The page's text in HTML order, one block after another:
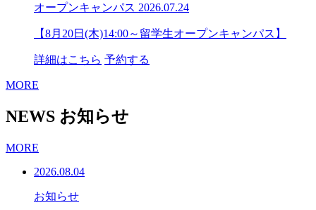
オープンキャンパス 2026.07.24
【8月20日(木)14:00～留学生オープンキャンパス】
詳細はこちら 予約する
MORE
NEWS お知らせ
MORE
2026.08.04
お知らせ